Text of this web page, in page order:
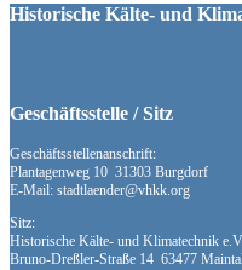
Historische Kälte- und
Geschäftsstelle / Sitz
Geschäftsstellenanschrift:
Plantagenweg 10 31303 Burgdorf
E-Mail: stadtlaender@vhkk.org
Sitz:
Historische Kälte- und Klimatechnik e.V.
Bruno-Dreßler-Straße 14 63477